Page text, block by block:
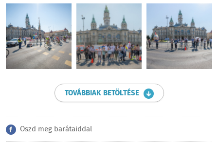
TOVÁBBIAK BETÖLTÉSE
Oszd meg barátaiddal